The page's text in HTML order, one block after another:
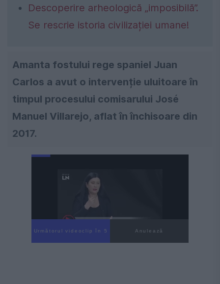
Descoperire arheologică „imposibilă”.
Se rescrie istoria civilizației umane!
Amanta fostului rege spaniel Juan
Carlos a avut o intervenție uluitoare în
timpul procesului comisarului José
Manuel Villarejo, aflat în închisoare din
2017.
Următorul videoclip în 4 Anulează